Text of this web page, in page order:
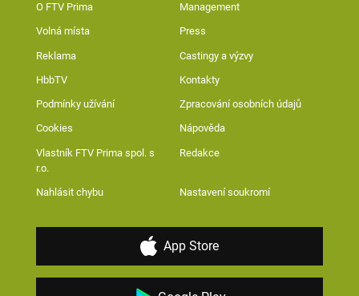
O FTV Prima Management
Volná místa Press
Reklama Castingy a výzvy
HbbTV Kontakty
Podmínky užívání Zpracování osobních údajů
Cookies Nápověda
Vlastník FTV Prima spol. s
r.o.
Redakce
Nahlásit chybu Nastavení soukromí
App Store